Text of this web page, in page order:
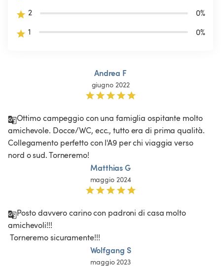
2
0%
1
0%
Andrea F
giugno 2022
Ottimo campeggio con una famiglia ospitante molto
amichevole. Docce/WC, ecc., tutto era di prima qualità.
Collegamento perfetto con l'A9 per chi viaggia verso
nord o sud. Torneremo!
Matthias G
maggio 2024
Posto davvero carino con padroni di casa molto
amichevoli!!!
Torneremo sicuramente!!!
Wolfgang S
maggio 2023